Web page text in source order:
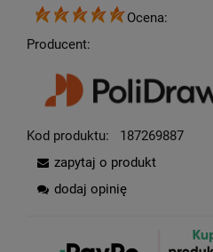
Ocena:
Producent:
Kod produktu:
187269887
zapytaj o produkt
dodaj opinię